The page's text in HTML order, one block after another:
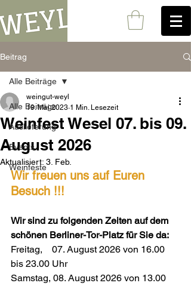
Beitrag
Alle Beiträge
Auslieferung
Events
Weinfeste
Alle Beiträge
Weinfest Wesel 07. bis 09.
August 2026
weingut-weyl
19. Mai 2023 1 Min. Lesezeit
Aktualisiert: 3. Feb.
Wir freuen uns auf Euren
Besuch !!!
Wir sind zu folgenden Zeiten auf dem
schönen Berliner-Tor-Platz für Sie da:
Freitag,    07. August 2026 von 16.00
bis 23.00 Uhr
Samstag, 08. August 2026 von 13.00